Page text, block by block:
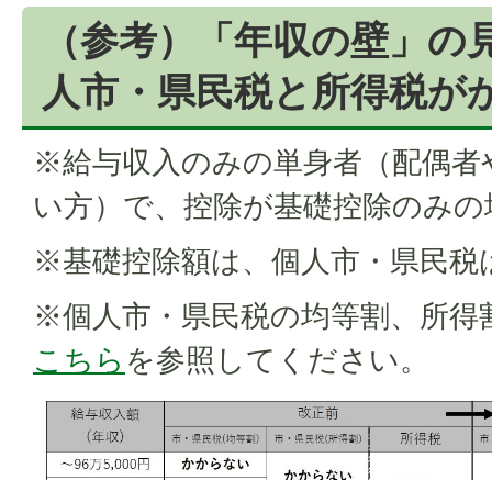
（参考）「年収の壁」
人市・県民税と所得税が
※給与収入のみの単身者（配偶
い方）で、控除が基礎控除のみ
※基礎控除額は、個人市・県民税
※個人市・県民税の均等割、所
こちら を参照してください。